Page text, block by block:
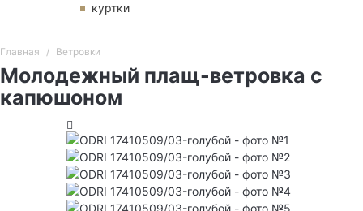
куртки
Главная Ветровки
Молодежный плащ-ветровка с
капюшоном